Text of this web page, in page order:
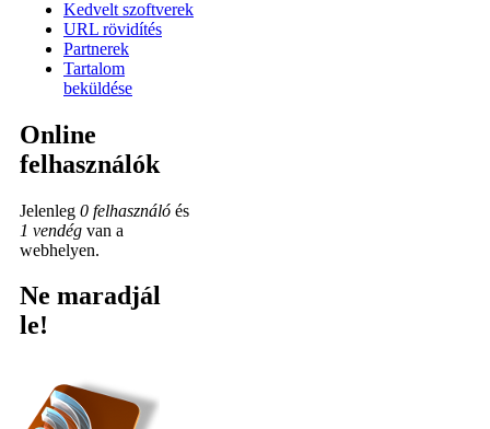
Kedvelt szoftverek
URL rövidítés
Partnerek
Tartalom
beküldése
Online
felhasználók
Jelenleg 0 felhasználó és
1 vendég van a
webhelyen.
Ne maradjál
le!